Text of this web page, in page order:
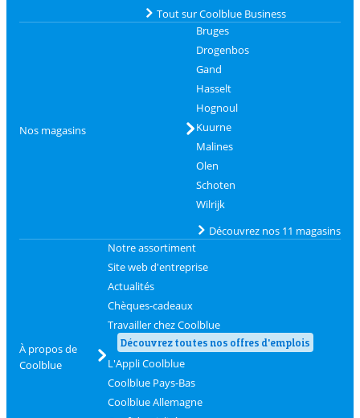
Tout sur Coolblue Business
Nos magasins
Bruges
Drogenbos
Gand
Hasselt
Hognoul
Kuurne
Malines
Olen
Schoten
Wilrijk
Découvrez nos 11 magasins
À propos de
Coolblue
Notre assortiment
Site web d'entreprise
Actualités
Chèques-cadeaux
Travailler chez Coolblue
Découvrez toutes nos offres d'emplois
L'Appli Coolblue
Coolblue Pays-Bas
Coolblue Allemagne